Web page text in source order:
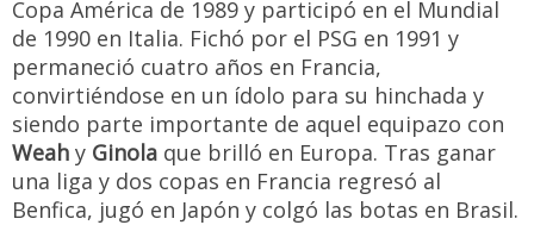
Copa América de 1989 y participó en el Mundial
de 1990 en Italia. Fichó por el PSG en 1991 y
permaneció cuatro años en Francia,
convirtiéndose en un ídolo para su hinchada y
siendo parte importante de aquel equipazo con
Weah y Ginola que brilló en Europa. Tras ganar
una liga y dos copas en Francia regresó al
Benfica, jugó en Japón y colgó las botas en Brasil.